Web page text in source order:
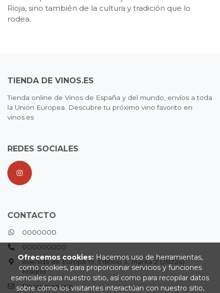
Rioja, sino también de la cultura y tradición que lo
rodea.
TIENDA DE VINOS.ES
Tienda online de Vinos de España y del mundo, envíos a toda
la Unión Europea. Descubre tu próximo vino favorito en
vinos.es
REDES SOCIALES
CONTACTO
0000000
000000000
Avenida de Europa 19, Edificio 3, Planta 2 (28224) -
Madrid
Enviar mensaje
Ofrecemos cookies:Hacemos uso de herramientas,
como cookies, para proporcionar servicios y funciones
esenciales para nuestro sitio, así como para recopilar datos
sobre cómo los visitantes interactúan con nuestro sitio,